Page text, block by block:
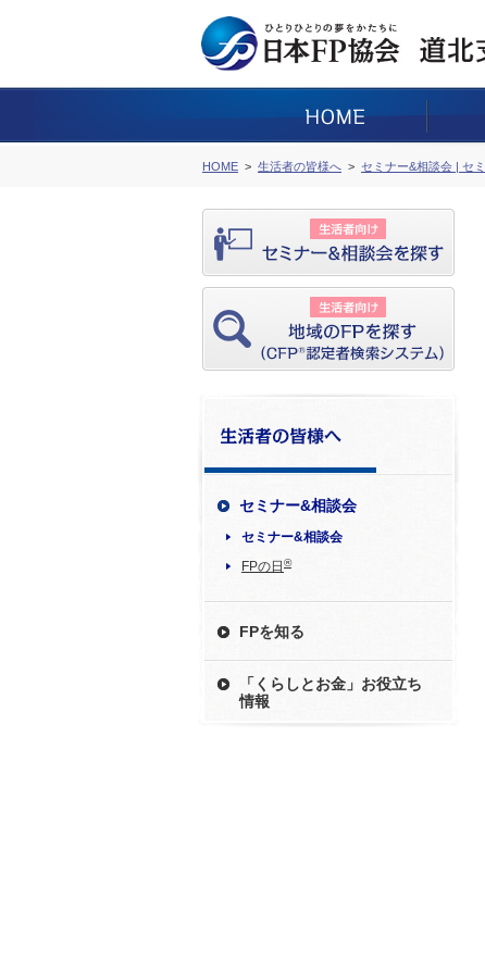
HOME 生活者の皆様へ セミナー&相談会 | セ
セミナー&相談会
セミナー&相談会
FPの日 ®
FPを知る
「くらしとお金」お役立ち
情報